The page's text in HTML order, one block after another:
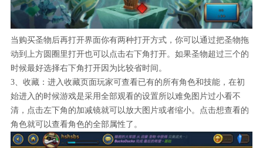
当购买圣物后再打开界面你有两种打开方式，你可以通过把圣物拖
动到上方圆圈里打开也可以点击右下角打开。如果圣物超过三个的
时候最好选择右下角打开因为比较省时间。
3、收藏：进入收藏页面玩家可查看已有的所有角色和技能，在初
始进入的时候游戏是采用全部观看的设置所以难免图片过小看不
清，点击左下角的加减镜就可以放大图片或者缩小。点击想查看的
角色就可以查看角色的全部属性了。